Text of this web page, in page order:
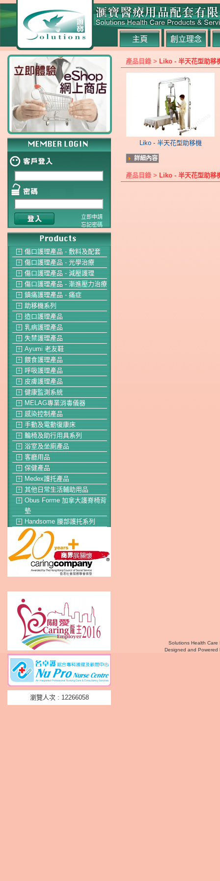
主頁 創立理念
立即申請
忘記密碼
＋ 傷口護理產品 - 敷料及配套
＋ 傷口護理產品 - 光學治療
＋ 傷口護理產品 - 減壓護理
＋ 傷口護理產品 - 漸進壓力治療
＋ 鎮痛護理產品 - 痛症
＋ 助移機系列
＋ 造口護理產品
＋ 乳病護理產品
＋ 失禁護理產品
＋ Ayumi 老友鞋
＋ 餵食護理產品
＋ 呼吸護理產品
＋ 皮膚護理產品
＋ 健康監測系統
＋ MELAG專業消毒儀器
＋ 感染控制產品
＋ 手動及電動復康床
＋ 輪椅及助行用具系列
＋ 浴室及坐廁產品
＋ 客廳用品
＋ 保健產品
＋ Medex護托產品
＋ 其他日常生活輔助用品
＋
Obus Forme 加拿大護脊椅背
墊
＋ Handsome 腰部護托系列
瀏覽人次 : 12266058
產品目錄 > Liko - 半天花型助移
Liko - 半天花型助移機
詳細內容
產品目錄 > Liko - 半天花型助移
Solutions Health Care
Designed and